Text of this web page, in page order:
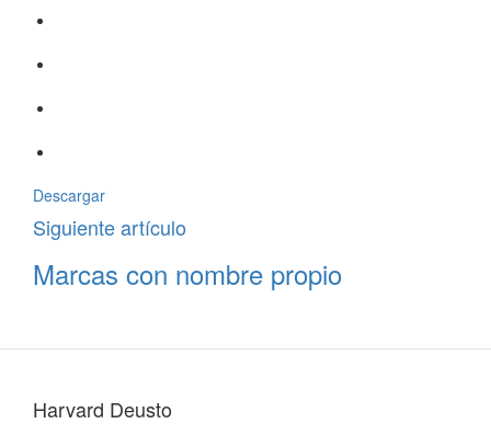
Descargar
Siguiente artículo
Marcas con nombre propio
Harvard Deusto